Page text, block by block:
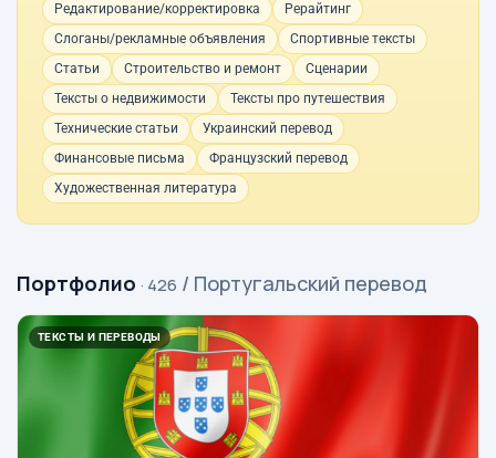
Редактирование/корректировка
Рерайтинг
Слоганы/рекламные объявления
Спортивные тексты
Статьи
Строительство и ремонт
Сценарии
Тексты о недвижимости
Тексты про путешествия
Технические статьи
Украинский перевод
Финансовые письма
Французский перевод
Художественная литература
Портфолио · 426 / Португальский перевод
ТЕКСТЫ И ПЕРЕВОДЫ